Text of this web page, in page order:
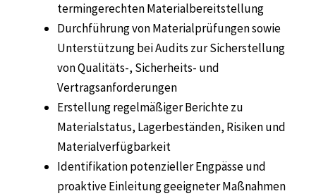
termingerechten Materialbereitstellung
Durchführung von Materialprüfungen sowie
Unterstützung bei Audits zur Sicherstellung
von Qualitäts-, Sicherheits- und
Vertragsanforderungen
Erstellung regelmäßiger Berichte zu
Materialstatus, Lagerbeständen, Risiken und
Materialverfügbarkeit
Identifikation potenzieller Engpässe und
proaktive Einleitung geeigneter Maßnahmen